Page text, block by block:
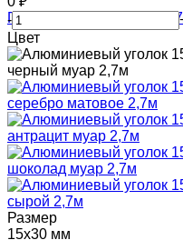
-
Цвет
Размер
15х30 мм